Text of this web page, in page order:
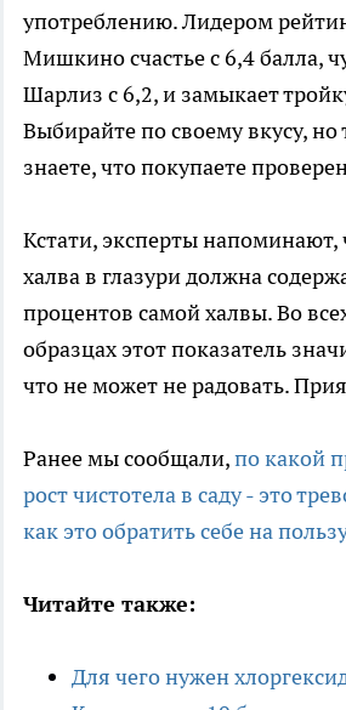
употреблению. Лидером
Мишкино счастье с 6,4 балла,
Шарлиз с 6,2, и замыкает
Выбирайте по своему вкусу, но
знаете, что покупаете
Кстати, эксперты напоминают,
халва в глазури должна
процентов самой халвы. Во
образцах этот показатель
что не может не радовать.
Ранее мы сообщали,по какой
рост чистотела в саду - это
как это обратить себе на
Читайте также:
Для чего нужен